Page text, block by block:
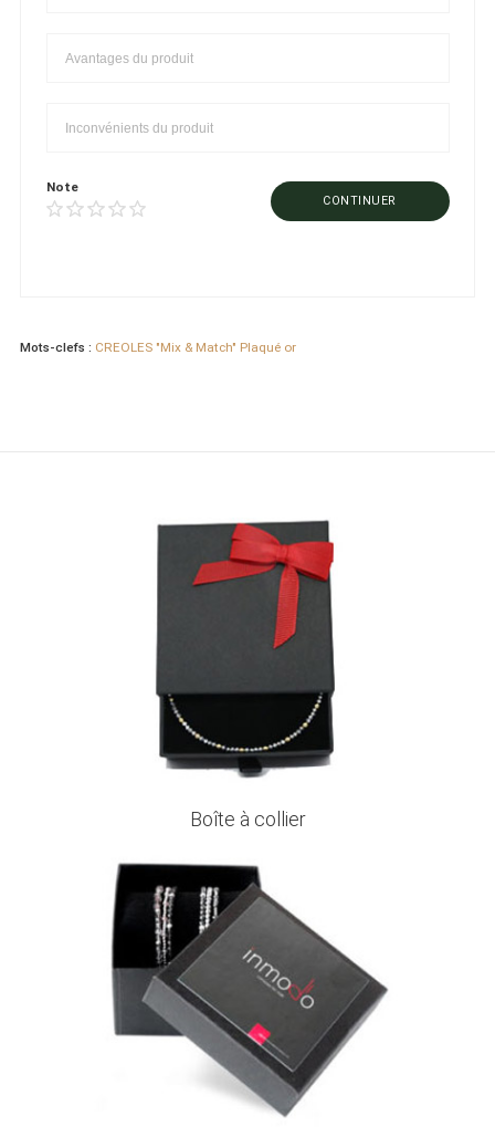
Note
CONTINUER
Mots-clefs : CREOLES "Mix & Match" Plaqué or
Boîte à collier